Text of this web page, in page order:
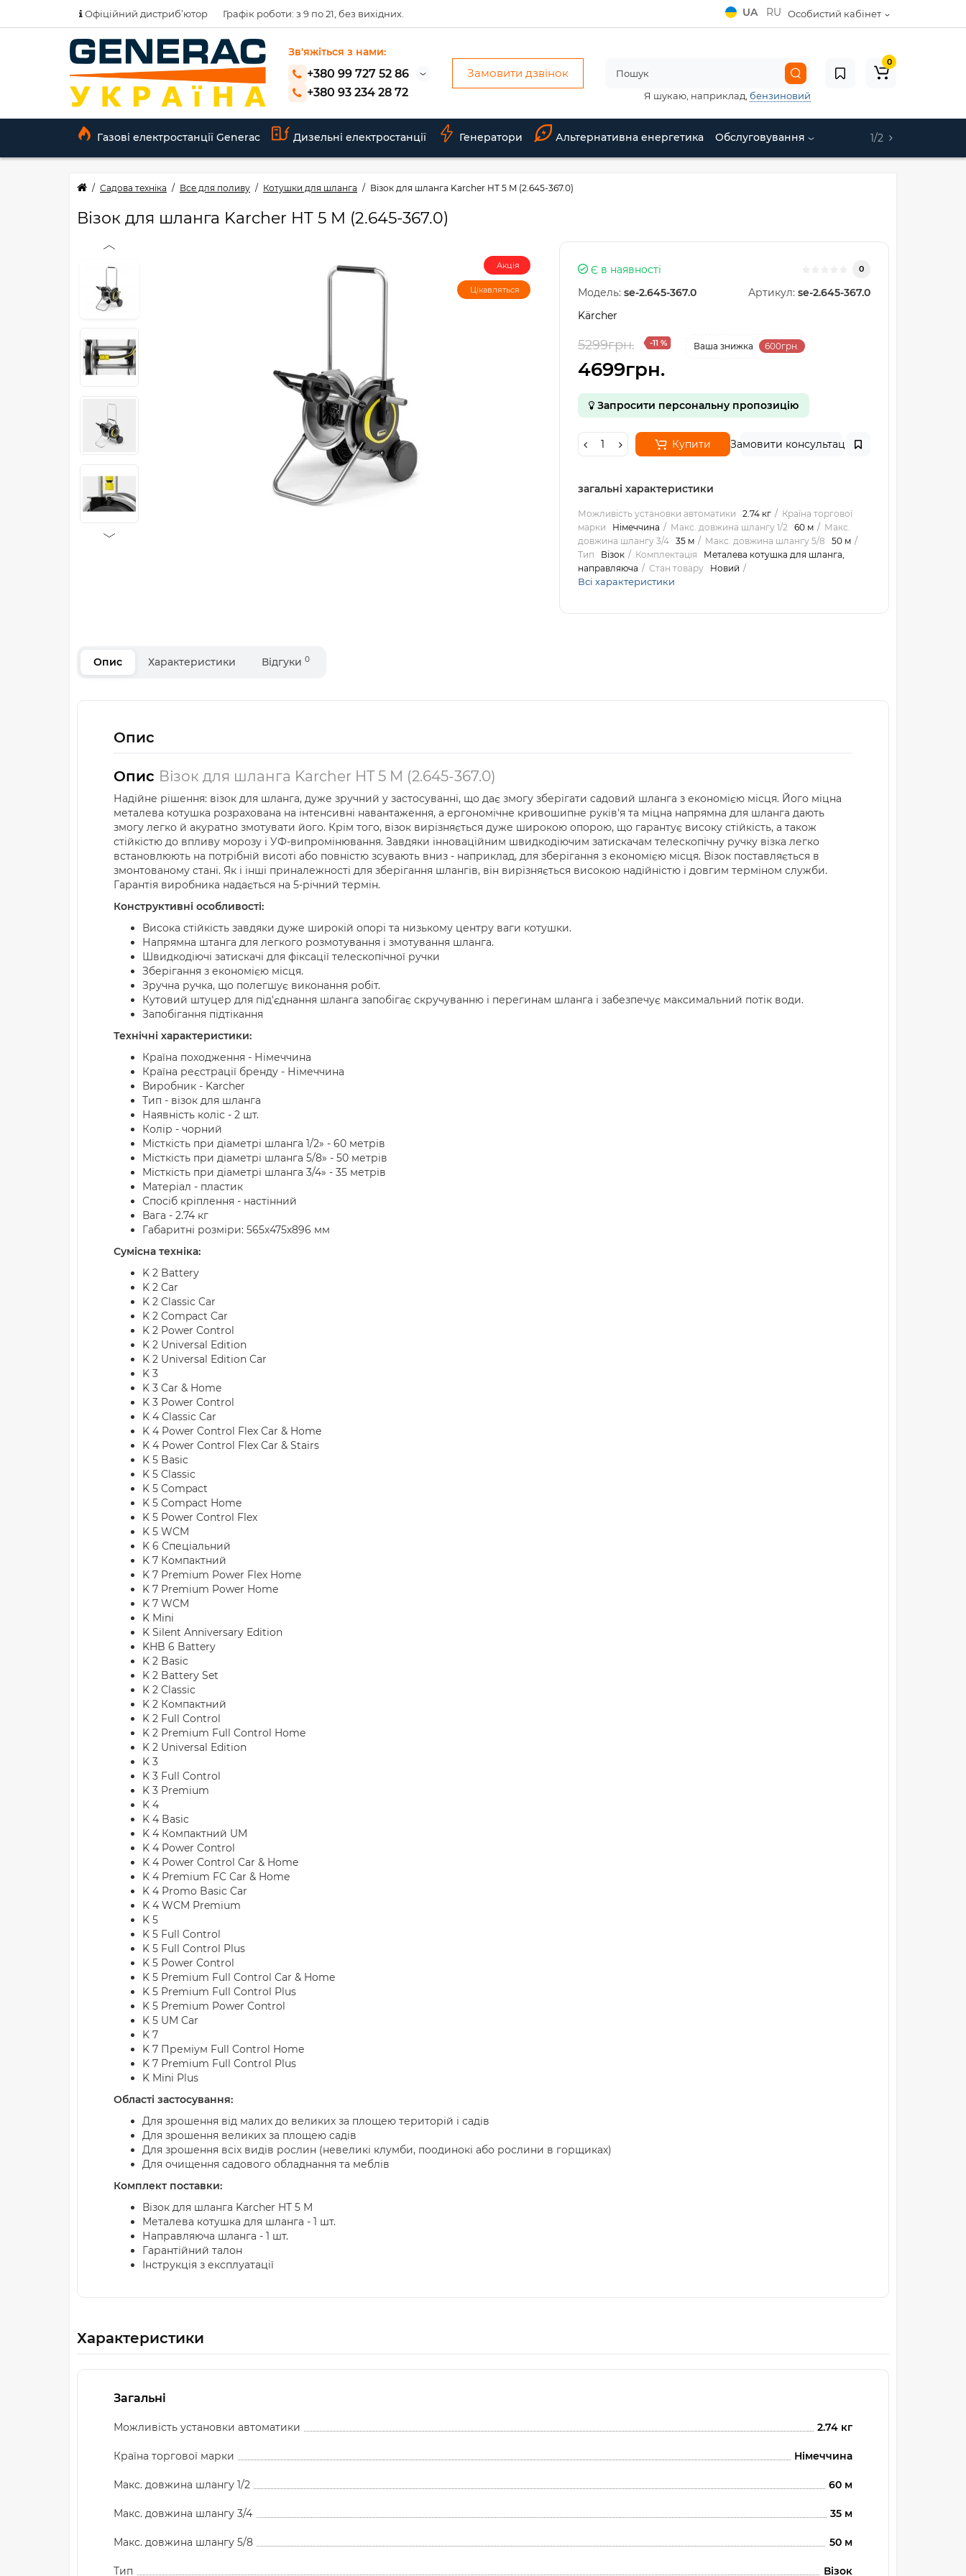
Офіційний дистриб’ютор Графік роботи: з 9 по 21, без вихідних. Особистий кабінет
UA RU
Зв'яжіться з нами:
+380 99 727 52 86
+380 93 234 28 72
Замовити дзвінок
Я шукаю, наприклад, бензиновий
0
Газові електростанції Generac Дизельні електростанції Генератори Альтернативна енергетика Обслуговування 1/2
Садова техніка Все для поливу Котушки для шланга Візок для шланга Karcher HT 5 M (2.645-367.0)
Візок для шланга Karcher HT 5 M (2.645-367.0)
Акція
Цікавляться
Є в наявності 0
Модель: se-2.645-367.0 Артикул: se-2.645-367.0
Kärcher
5299грн. -11 % Ваша знижка 600грн.
4699грн.
Запросити персональну пропозицію
Купити Замовити консультацію
загальні характеристики
Можливість установки автоматики 2.74 кг
Країна торгової
марки
Німеччина Макс. довжина шлангу 1/2 60 м
Макс.
довжина шлангу 3/4
35 м Макс. довжина шлангу 5/8
50 м
Тип
Візок Комплектація
Металева котушка для шланга,
направляюча
Стан товару Новий
Всі характеристики
Опис Характеристики Відгуки 0
Опис
Опис Візок для шланга Karcher HT 5 M (2.645-367.0)
Надійне рішення: візок для шланга, дуже зручний у застосуванні, що дає змогу зберігати садовий шланга з економією місця. Його міцна
металева котушка розрахована на інтенсивні навантаження, а ергономічне кривошипне руків'я та міцна напрямна для шланга дають
змогу легко й акуратно змотувати його. Крім того, візок вирізняється дуже широкою опорою, що гарантує високу стійкість, а також
стійкістю до впливу морозу і УФ-випромінювання. Завдяки інноваційним швидкодіючим затискачам телескопічну ручку візка легко
встановлюють на потрібній висоті або повністю зсувають вниз - наприклад, для зберігання з економією місця. Візок поставляється в
змонтованому стані. Як і інші приналежності для зберігання шлангів, він вирізняється високою надійністю і довгим терміном служби.
Гарантія виробника надається на 5-річний термін.
Конструктивні особливості:
Висока стійкість завдяки дуже широкій опорі та низькому центру ваги котушки.
Напрямна штанга для легкого розмотування і змотування шланга.
Швидкодіючі затискачі для фіксації телескопічної ручки
Зберігання з економією місця.
Зручна ручка, що полегшує виконання робіт.
Кутовий штуцер для під'єднання шланга запобігає скручуванню і перегинам шланга і забезпечує максимальний потік води.
Запобігання підтікання
Технічні характеристики:
Країна походження - Німеччина
Країна реєстрації бренду - Німеччина
Виробник - Karcher
Тип - візок для шланга
Наявність коліс - 2 шт.
Колір - чорний
Місткість при діаметрі шланга 1/2» - 60 метрів
Місткість при діаметрі шланга 5/8» - 50 метрів
Місткість при діаметрі шланга 3/4» - 35 метрів
Матеріал - пластик
Спосіб кріплення - настінний
Вага - 2.74 кг
Габаритні розміри: 565х475х896 мм
Сумісна техніка:
K 2 Battery
K 2 Car
K 2 Classic Car
K 2 Compact Car
K 2 Power Control
K 2 Universal Edition
K 2 Universal Edition Car
K 3
K 3 Car & Home
K 3 Power Control
K 4 Classic Car
K 4 Power Control Flex Car & Home
K 4 Power Control Flex Car & Stairs
K 5 Basic
K 5 Classic
K 5 Compact
K 5 Compact Home
K 5 Power Control Flex
K 5 WCM
K 6 Спеціальний
K 7 Компактний
K 7 Premium Power Flex Home
K 7 Premium Power Home
K 7 WCM
K Mini
K Silent Anniversary Edition
KHB 6 Battery
K 2 Basic
K 2 Battery Set
K 2 Classic
K 2 Компактний
K 2 Full Control
K 2 Premium Full Control Home
K 2 Universal Edition
K 3
K 3 Full Control
K 3 Premium
K 4
K 4 Basic
K 4 Компактний UM
K 4 Power Control
K 4 Power Control Car & Home
K 4 Premium FC Car & Home
K 4 Promo Basic Car
K 4 WCM Premium
K 5
K 5 Full Control
K 5 Full Control Plus
K 5 Power Control
K 5 Premium Full Control Car & Home
K 5 Premium Full Control Plus
K 5 Premium Power Control
K 5 UM Car
K 7
K 7 Преміум Full Control Home
K 7 Premium Full Control Plus
K Mini Plus
Області застосування:
Для зрошення від малих до великих за площею територій і садів
Для зрошення великих за площею садів
Для зрошення всіх видів рослин (невеликі клумби, поодинокі або рослини в горщиках)
Для очищення садового обладнання та меблів
Комплект поставки:
Візок для шланга Karcher HT 5 M
Металева котушка для шланга - 1 шт.
Направляюча шланга - 1 шт.
Гарантійний талон
Інструкція з експлуатації
Характеристики
Загальні
Можливість установки автоматики 2.74 кг
Країна торгової марки Німеччина
Макс. довжина шлангу 1/2 60 м
Макс. довжина шлангу 3/4 35 м
Макс. довжина шлангу 5/8 50 м
Тип Візок